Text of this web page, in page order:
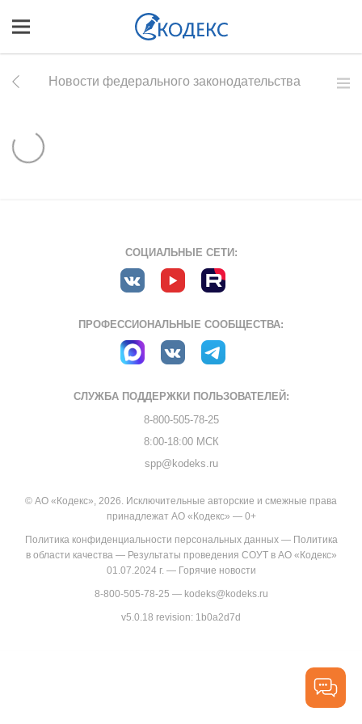
Новости федерального законодательства
СОЦИАЛЬНЫЕ СЕТИ:
ПРОФЕССИОНАЛЬНЫЕ СООБЩЕСТВА:
СЛУЖБА ПОДДЕРЖКИ ПОЛЬЗОВАТЕЛЕЙ:
8-800-505-78-25
8:00-18:00 МСК
spp@kodeks.ru
© АО «Кодекс», 2026. Исключительные авторские и смежные права
принадлежат АО «Кодекс» — 0+
Политика конфиденциальности персональных данных— Политика
в области качества— Результаты проведения СОУТ в АО «Кодекс»
01.07.2024 г.— Горячие новости
8-800-505-78-25 — kodeks@kodeks.ru
v5.0.18 revision: 1b0a2d7d